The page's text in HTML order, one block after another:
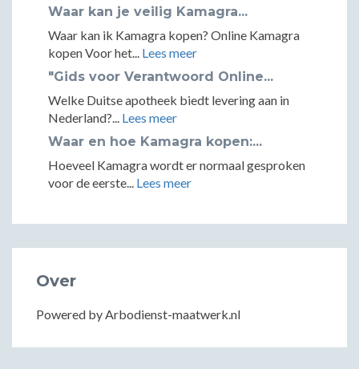
Waar kan je veilig Kamagra...
Waar kan ik Kamagra kopen? Online Kamagra
kopen Voor het... Lees meer
"Gids voor Verantwoord Online...
Welke Duitse apotheek biedt levering aan in
Nederland?... Lees meer
Waar en hoe Kamagra kopen:...
Hoeveel Kamagra wordt er normaal gesproken
voor de eerste... Lees meer
Over
Powered by Arbodienst-maatwerk.nl